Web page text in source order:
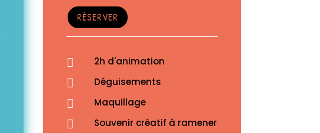
RÉSERVER
 2h d'animation
 Déguisements
 Maquillage
 Souvenir créatif à ramener